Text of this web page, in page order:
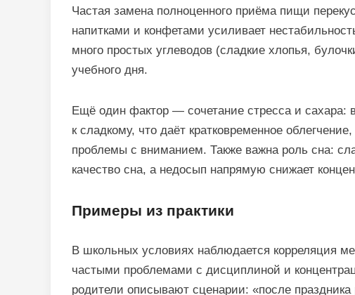
Частая замена полноценного приёма пищи
напитками и конфетами усиливает
много простых углеводов (сладкие хлопья,
учебного дня.
Ещё один фактор — сочетание стресса и сахара:
к сладкому, что даёт кратковременное
проблемы с вниманием. Также важна роль сна:
качество сна, а недосып напрямую снижает
Примеры из практики
В школьных условиях наблюдается корреляция
частыми проблемами с дисциплиной и
родители описывают сценарии: «после праздника